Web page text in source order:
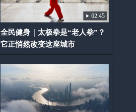
02:45
全民健身｜太极拳是“老人拳”？
它正悄然改变这座城市